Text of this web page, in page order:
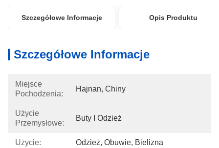
Szczegółowe Informacje Opis Produktu
Szczegółowe Informacje
Miejsce
Pochodzenia:
Hajnan, Chiny
Użycie
Przemysłowe:
Buty I Odzież
Użycie: Odzież, Obuwie, Bielizna